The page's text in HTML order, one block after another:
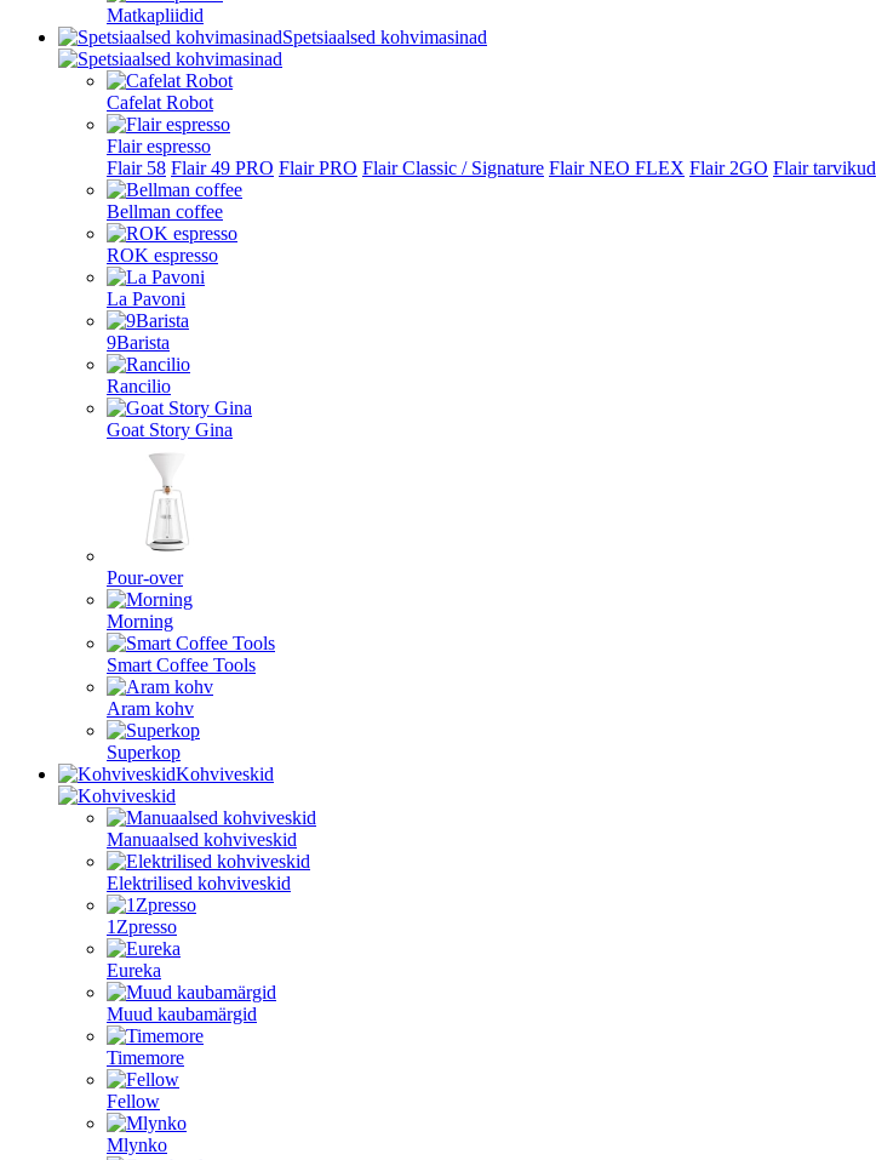
Matkapliidid
Spetsiaalsed kohvimasinad
Cafelat Robot
Flair espresso
Flair 58 Flair 49 PRO Flair PRO Flair Classic / Signature Flair NEO FLEX Flair 2GO Flair tarvikud
Bellman coffee
ROK espresso
La Pavoni
9Barista
Rancilio
Goat Story Gina
Pour-over
Morning
Smart Coffee Tools
Aram kohv
Superkop
Kohviveskid
Manuaalsed kohviveskid
Elektrilised kohviveskid
1Zpresso
Eureka
Muud kaubamärgid
Timemore
Fellow
Mlynko